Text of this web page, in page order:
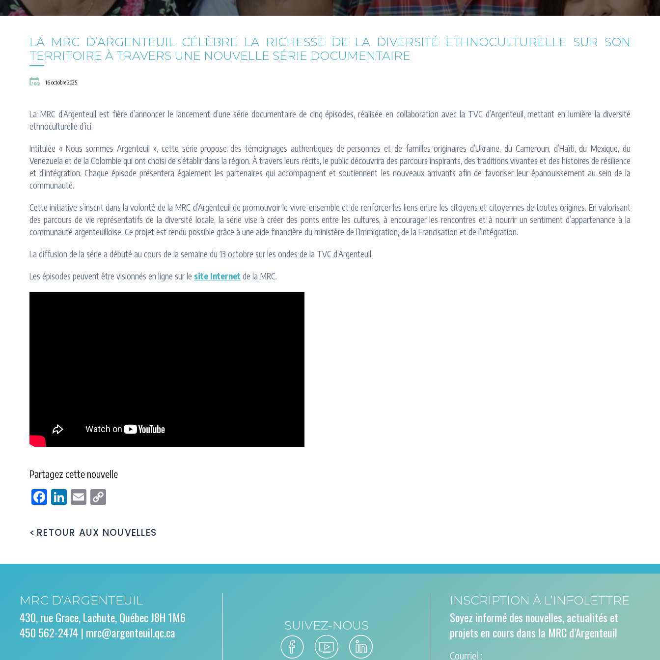
LA MRC D’ARGENTEUIL CÉLÈBRE LA RICHESSE DE LA DIVERSITÉ ETHNOCULTURELLE SUR SON
TERRITOIRE À TRAVERS UNE NOUVELLE SÉRIE DOCUMENTAIRE
16 octobre 2025
La MRC d’Argenteuil est fière d’annoncer le lancement d’une série documentaire de cinq épisodes, réalisée en collaboration avec la TVC d’Argenteuil, mettant en lumière la diversité
ethnoculturelle d’ici.
Intitulée « Nous sommes Argenteuil », cette série propose des témoignages authentiques de personnes et de familles originaires d’Ukraine, du Cameroun, d’Haïti, du Mexique, du
Venezuela et de la Colombie qui ont choisi de s’établir dans la région. À travers leurs récits, le public découvrira des parcours inspirants, des traditions vivantes et des histoires de résilience
et d’intégration. Chaque épisode présentera également les partenaires qui accompagnent et soutiennent les nouveaux arrivants afin de favoriser leur épanouissement au sein de la
communauté.
Cette initiative s’inscrit dans la volonté de la MRC d’Argenteuil de promouvoir le vivre-ensemble et de renforcer les liens entre les citoyens et citoyennes de toutes origines. En valorisant
des parcours de vie représentatifs de la diversité locale, la série vise à créer des ponts entre les cultures, à encourager les rencontres et à nourrir un sentiment d’appartenance à la
communauté argenteuilloise. Ce projet est rendu possible grâce à une aide financière du ministère de l’Immigration, de la Francisation et de l’Intégration.
La diffusion de la série a débuté au cours de la semaine du 13 octobre sur les ondes de la TVC d’Argenteuil.
Les épisodes peuvent être visionnés en ligne sur le site Internet de la MRC.
Partagez cette nouvelle
Facebook
LinkedIn
Email
RETOUR AUX NOUVELLES
MRC D’ARGENTEUIL
430, rue Grace, Lachute, Québec J8H 1M6
450 562-2474 | mrc@argenteuil.qc.ca SUIVEZ-NOUS
INSCRIPTION À L’INFOLETTRE
Soyez informé des nouvelles, actualités et
projets en cours dans la MRC d’Argenteuil
Courriel :